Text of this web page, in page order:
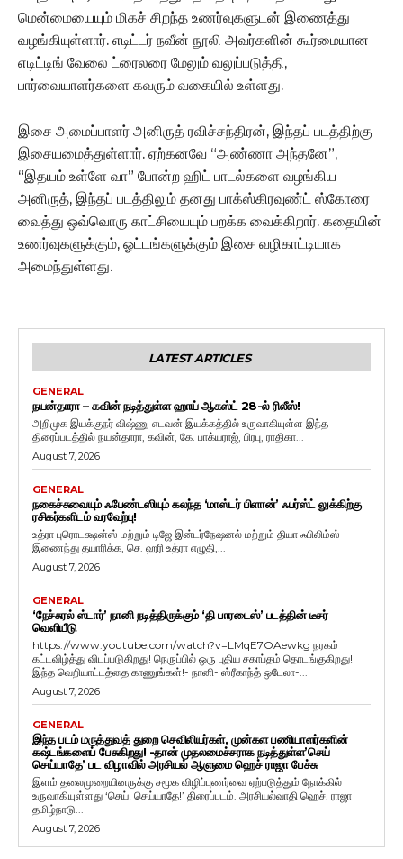
மென்மையையும் மிகச் சிறந்த உணர்வுகளுடன் இணைத்து
வழங்கியுள்ளார். எடிட்டர் நவீன் நூலி அவர்களின் கூர்மையான
எடிட்டிங் வேலை ட்ரைலரை மேலும் வலுப்படுத்தி,
பார்வையாளர்களை கவரும் வகையில் உள்ளது.
இசை அமைப்பாளர் அனிருத் ரவிச்சந்திரன், இந்தப் படத்திற்கு
இசையமைத்துள்ளார். ஏற்கனவே “அண்ணா அந்தனே”,
“இதயம் உள்ளே வா” போன்ற ஹிட் பாடல்களை வழங்கிய
அனிருத், இந்தப் படத்திலும் தனது பாக்ஸ்கிரவுண்ட் ஸ்கோரை
வைத்து ஒவ்வொரு காட்சியையும் பறக்க வைக்கிறார். கதையின்
உணர்வுகளுக்கும், ஓட்டங்களுக்கும் இசை வழிகாட்டியாக
அமைந்துள்ளது.
LATEST ARTICLES
GENERAL
நயன்தாரா – கவின் நடித்துள்ள ஹாய் ஆகஸ்ட் 28-ல் ரிலீஸ்!
அறிமுக இயக்குநர் விஷ்ணு எடவன் இயக்கத்தில் உருவாகியுள்ள இந்த
திரைப்படத்தில் நயன்தாரா, கவின், கே. பாக்யராஜ், பிரபு, ராதிகா...
August 7, 2026
GENERAL
நகைச்சுவையும் ஃபேண்டஸியும் கலந்த ‘மாஸ்டர் பிளான்’ ஃபர்ஸ்ட் லுக்கிற்கு
ரசிகர்களிடம் வரவேற்பு!
உத்ரா புரொடக்ஷன்ஸ் மற்றும் டிஜே இன்டர்நேஷனல் மற்றும் தியா ஃபிலிம்ஸ்
இணைந்து தயாரிக்க, செ. ஹரி உத்ரா எழுதி,...
August 7, 2026
GENERAL
‘நேச்சுரல் ஸ்டார்’ நானி நடித்திருக்கும் ‘தி பாரடைஸ்’ படத்தின் டீசர்
வெளியீடு
https://www.youtube.com/watch?v=LMqE7OAewkg நரகம்
கட்டவிழ்த்து விடப்படுகிறது! நெருப்பில் ஒரு புதிய சகாப்தம் தொடங்குகிறது!
இந்த வெறியாட்டத்தை காணுங்கள்!- நானி- ஸ்ரீகாந்த் ஒடேலா-...
August 7, 2026
GENERAL
இந்த படம் மருத்துவத் துறை செவிலியர்கள், முன்கள பணியாளர்களின்
கஷ்டங்களைப் பேசுகிறது! -தான் முதலமைச்சராக நடித்துள்ள’செய்
செய்யாதே’ பட விழாவில் அரசியல் ஆளுமை ஹெச் ராஜா பேச்சு
இளம் தலைமுறையினருக்கு சமூக விழிப்புணர்வை ஏற்படுத்தும் நோக்கில்
உருவாகியுள்ளது ‘செய்! செய்யாதே!’ திரைப்படம். அரசியல்வாதி ஹெச். ராஜா
தமிழ்நாடு...
August 7, 2026